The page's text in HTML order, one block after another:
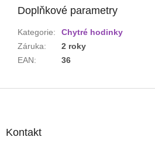
Doplňkové parametry
Kategorie:
Chytré hodinky
Záruka:
2 roky
EAN: 36
Kontakt